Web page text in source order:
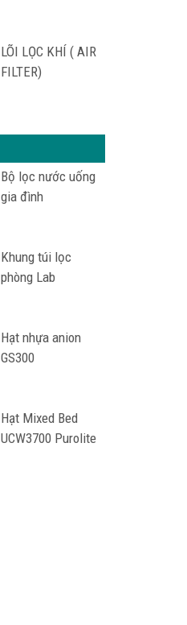
LÕI LỌC KHÍ ( AIR
FILTER)
Bộ lọc nước uống
gia đình
Khung túi lọc
phòng Lab
Hạt nhựa anion
GS300
Hạt Mixed Bed
UCW3700 Purolite